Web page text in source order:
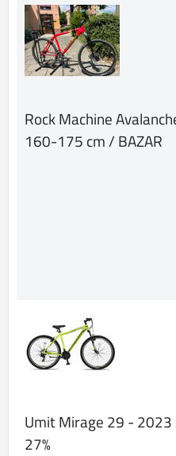
Rock Machine
160-175 cm / BAZAR
Umit Mirage 29 - 2023
27%